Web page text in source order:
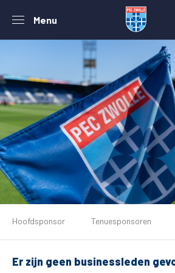
Menu
Tickets
Matchdays
Hoofdsponsor Tenuesponsoren
Er zijn geen businessleden